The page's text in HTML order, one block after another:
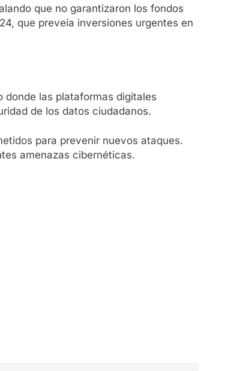
que no garantizaron los fondos
que preveía inversiones urgentes en
donde las plataformas digitales
de los datos ciudadanos.
para prevenir nuevos ataques.
amenazas cibernéticas.